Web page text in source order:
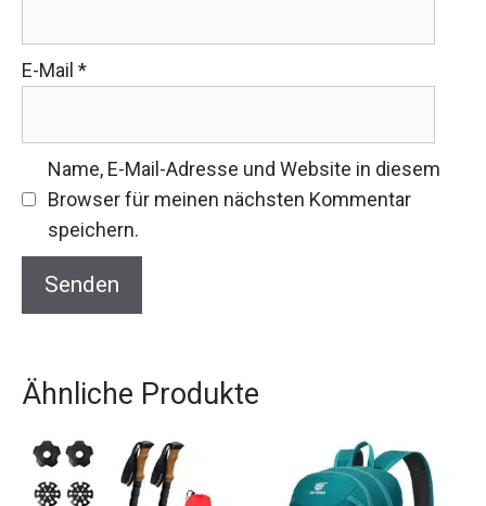
E-Mail *
Name, E-Mail-Adresse und Website in diesem
Browser für meinen nächsten Kommentar
speichern.
Ähnliche Produkte